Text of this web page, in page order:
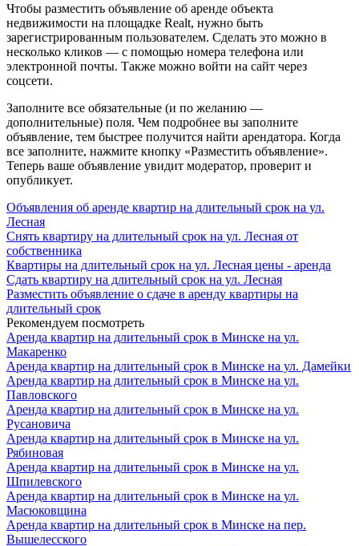
Чтобы разместить объявление об аренде объекта
недвижимости на площадке Realt, нужно быть
зарегистрированным пользователем. Сделать это можно в
несколько кликов — с помощью номера телефона или
электронной почты. Также можно войти на сайт через
соцсети.
Заполните все обязательные (и по желанию —
дополнительные) поля. Чем подробнее вы заполните
объявление, тем быстрее получится найти арендатора. Когда
все заполните, нажмите кнопку «Разместить объявление».
Теперь ваше объявление увидит модератор, проверит и
опубликует.
Объявления об аренде квартир на длительный срок на ул.
Лесная
Снять квартиру на длительный срок на ул. Лесная от
собственника
Квартиры на длительный срок на ул. Лесная цены - аренда
Сдать квартиру на длительный срок на ул. Лесная
Разместить объявление о сдаче в аренду квартиры на
длительный срок
Рекомендуем посмотреть
Аренда квартир на длительный срок в Минске на ул.
Макаренко
Аренда квартир на длительный срок в Минске на ул. Дамейки
Аренда квартир на длительный срок в Минске на ул.
Павловского
Аренда квартир на длительный срок в Минске на ул.
Русановича
Аренда квартир на длительный срок в Минске на ул.
Рябиновая
Аренда квартир на длительный срок в Минске на ул.
Шпилевского
Аренда квартир на длительный срок в Минске на ул.
Масюковщина
Аренда квартир на длительный срок в Минске на пер.
Вышелесского